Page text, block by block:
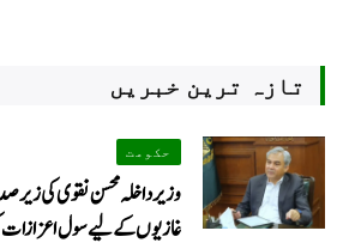
تازہ ترین خبریں
حکومت
وزیرداخلہ محسن نقوی کی زیر
غازیوں کے لیے سول